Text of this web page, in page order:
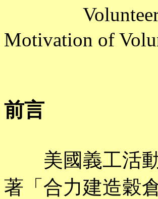
Volunteer；
Motivation of
前言
美國義工活動
著「合力建造穀